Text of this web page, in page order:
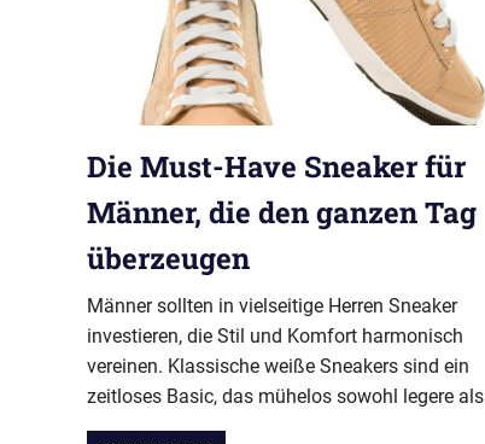
Die Must-Have Sneaker für
Männer, die den ganzen Tag
überzeugen
Männer sollten in vielseitige Herren Sneaker
investieren, die Stil und Komfort harmonisch
vereinen. Klassische weiße Sneakers sind ein
zeitloses Basic, das mühelos sowohl legere als